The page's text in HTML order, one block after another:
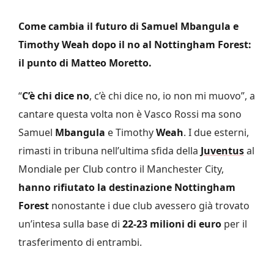
Come cambia il futuro di Samuel Mbangula e
Timothy Weah dopo il no al Nottingham Forest:
il punto di Matteo Moretto.
“C’è chi dice no, c’è chi dice no, io non mi muovo”, a
cantare questa volta non è Vasco Rossi ma sono
Samuel Mbangula e TimothyWeah. I due esterni,
rimasti in tribuna nell’ultima sfida della Juventusal
Mondiale per Club contro il Manchester City,
hanno rifiutato la destinazione Nottingham
Forest nonostante i due club avessero già trovato
un’intesa sulla base di 22-23 milioni di euro per il
trasferimento di entrambi.